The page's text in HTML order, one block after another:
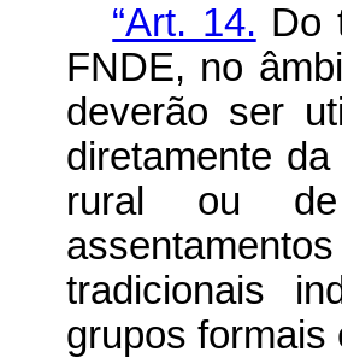
“Art. 14. Do
FNDE, no
deverão ser
diretamente
rural ou de
tradicionais
grupos formais